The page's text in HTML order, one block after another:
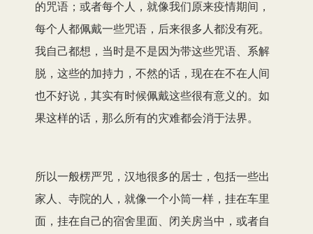
的咒语；或者每个人，就像我们原来疫情期间，
每个人都佩戴一些咒语，后来很多人都没有死。
我自己都想，当时是不是因为带这些咒语、系解
脱，这些的加持力，不然的话，现在在不在人间
也不好说，其实有时候佩戴这些很有意义的。如
果这样的话，那么所有的灾难都会消于法界。
所以一般楞严咒，汉地很多的居士，包括一些出
家人、寺院的人，就像一个小筒一样，挂在车里
面，挂在自己的宿舍里面、闭关房当中，或者自